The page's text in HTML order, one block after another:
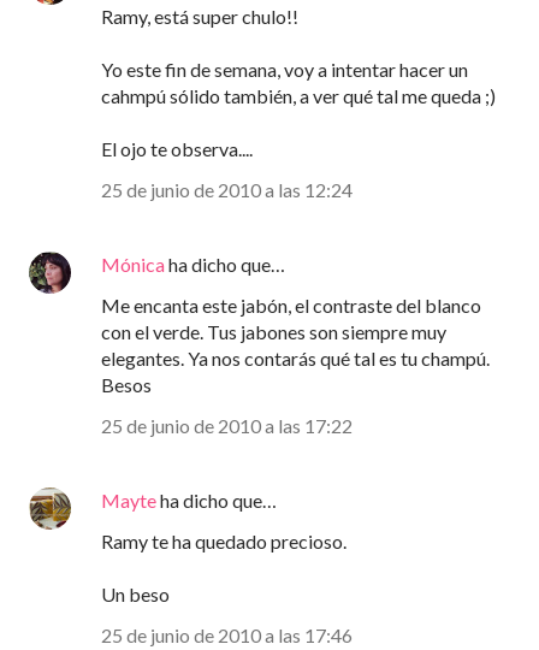
Ramy, está super chulo!!
Yo este fin de semana, voy a intentar hacer un
cahmpú sólido también, a ver qué tal me queda ;)
El ojo te observa....
25 de junio de 2010 a las 12:24
Mónicaha dicho que…
Me encanta este jabón, el contraste del blanco
con el verde. Tus jabones son siempre muy
elegantes. Ya nos contarás qué tal es tu champú.
Besos
25 de junio de 2010 a las 17:22
Mayteha dicho que…
Ramy te ha quedado precioso.
Un beso
25 de junio de 2010 a las 17:46